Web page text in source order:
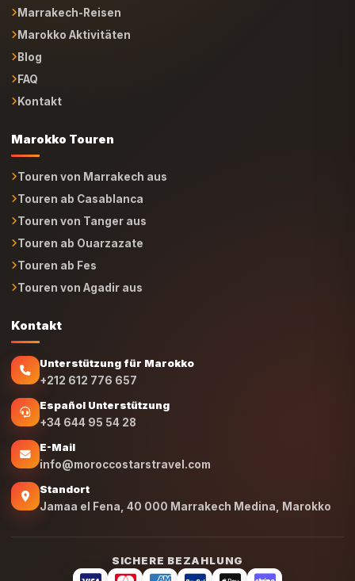
Marokko Aktivitäten
Blog
FAQ
Kontakt
Touren von Marrakech aus
Touren ab Casablanca
Touren von Tanger aus
Touren ab Ouarzazate
Touren ab Fes
Touren von Agadir aus
+212 612 776 657
Español Unterstützung
+34 644 95 54 28
E-Mail
info@moroccostarstravel.com
Standort
Jamaa el Fena, 40 000 Marrakech Medina, Marokko
SICHERE BEZAHLUNG